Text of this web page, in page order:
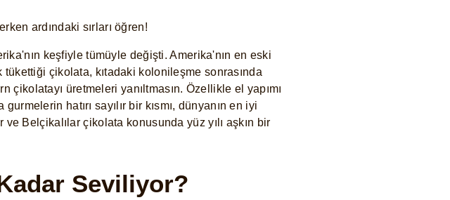
ardındaki sırları öğren!
keşfiyle tümüyle değişti. Amerika'nın en eski
çikolata, kıtadaki kolonileşme sonrasında
üretmeleri yanıltmasın. Özellikle el yapımı
hatırı sayılır bir kısmı, dünyanın en iyi
ve Belçikalılar çikolata konusunda yüz yılı aşkın bir
Seviliyor?